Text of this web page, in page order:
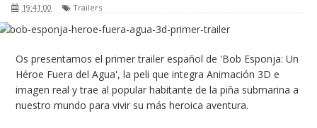
19:41:00 Trailers
Os presentamos el primer trailer español de 'Bob Esponja: Un
Héroe Fuera del Agua', la peli que integra Animación 3D e
imagen real y trae al popular habitante de la piña submarina a
nuestro mundo para vivir su más heroica aventura.